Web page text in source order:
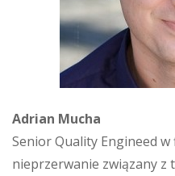
Adrian Mucha
Senior Quality Engineed
nieprzerwanie związany z